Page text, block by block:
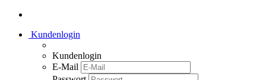
Kundenlogin
Kundenlogin
E-Mail